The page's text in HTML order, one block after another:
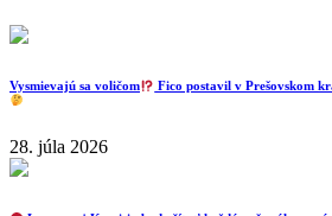
Vysmievajú sa voličom Fico postavil v Prešovskom
28. júla 2026